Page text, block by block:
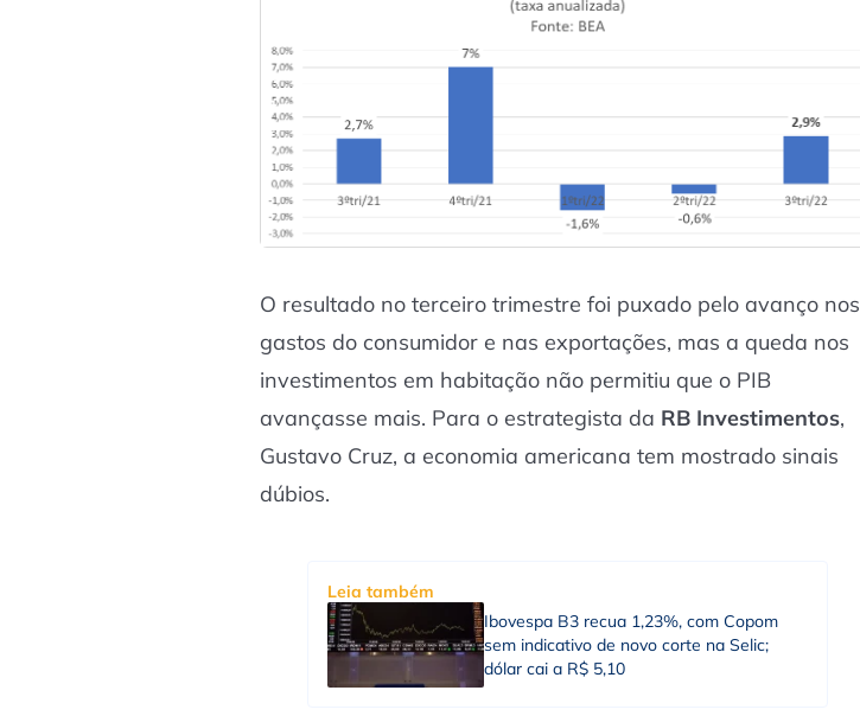
O resultado no terceiro trimestre foi puxado pelo avanço nos
gastos do consumidor e nas exportações, mas a queda nos
investimentos em habitação não permitiu que o PIB
avançasse mais. Para o estrategista da RB Investimentos,
Gustavo Cruz, a economia americana tem mostrado sinais
dúbios.
Leia também
Ibovespa B3 recua 1,23%, com Copom
sem indicativo de novo corte na Selic;
dólar cai a R$ 5,10